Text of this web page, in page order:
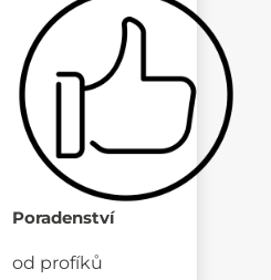
Poradenství
od profíků